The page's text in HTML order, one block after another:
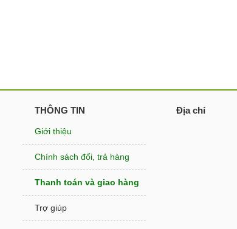
THÔNG TIN
Giới thiệu
Chính sách đổi, trả hàng
Thanh toán và giao hàng
Trợ giúp
Địa chỉ